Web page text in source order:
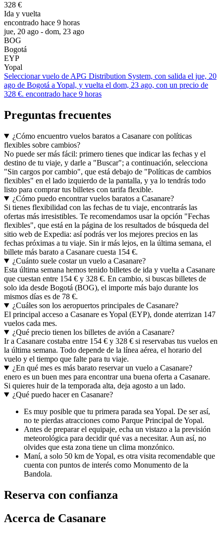
328 €
Ida y vuelta
encontrado hace 9 horas
jue, 20 ago - dom, 23 ago
BOG
Bogotá
EYP
Yopal
Seleccionar vuelo de APG Distribution System, con salida el jue, 20
ago de Bogotá a Yopal, y vuelta el dom, 23 ago, con un precio de
328 €. encontrado hace 9 horas
Preguntas frecuentes
¿Cómo encuentro vuelos baratos a Casanare con políticas
flexibles sobre cambios?
No puede ser más fácil: primero tienes que indicar las fechas y el
destino de tu viaje, y darle a "Buscar"; a continuación, selecciona
"Sin cargos por cambio", que está debajo de "Políticas de cambios
flexibles" en el lado izquierdo de la pantalla, y ya lo tendrás todo
listo para comprar tus billetes con tarifa flexible.
¿Cómo puedo encontrar vuelos baratos a Casanare?
Si tienes flexibilidad con las fechas de tu viaje, encontrarás las
ofertas más irresistibles. Te recomendamos usar la opción "Fechas
flexibles", que está en la página de los resultados de búsqueda del
sitio web de Expedia: así podrás ver los mejores precios en las
fechas próximas a tu viaje. Sin ir más lejos, en la última semana, el
billete más barato a Casanare cuesta 154 €.
¿Cuánto suele costar un vuelo a Casanare?
Esta última semana hemos tenido billetes de ida y vuelta a Casanare
que cuestan entre 154 € y 328 €. En cambio, si buscas billetes de
solo ida desde Bogotá (BOG), el importe más bajo durante los
mismos días es de 78 €.
¿Cuáles son los aeropuertos principales de Casanare?
El principal acceso a Casanare es Yopal (EYP), donde aterrizan 147
vuelos cada mes.
¿Qué precio tienen los billetes de avión a Casanare?
Ir a Casanare costaba entre 154 € y 328 € si reservabas tus vuelos en
la última semana. Todo depende de la línea aérea, el horario del
vuelo y el tiempo que falte para tu viaje.
¿En qué mes es más barato reservar un vuelo a Casanare?
enero es un buen mes para encontrar una buena oferta a Casanare.
Si quieres huir de la temporada alta, deja agosto a un lado.
¿Qué puedo hacer en Casanare?
Es muy posible que tu primera parada sea Yopal. De ser así,
no te pierdas atracciones como Parque Principal de Yopal.
Antes de preparar el equipaje, echa un vistazo a la previsión
meteorológica para decidir qué vas a necesitar. Aun así, no
olvides que esta zona tiene un clima monzónico.
Maní, a solo 50 km de Yopal, es otra visita recomendable que
cuenta con puntos de interés como Monumento de la
Bandola.
Reserva con confianza
Acerca de Casanare